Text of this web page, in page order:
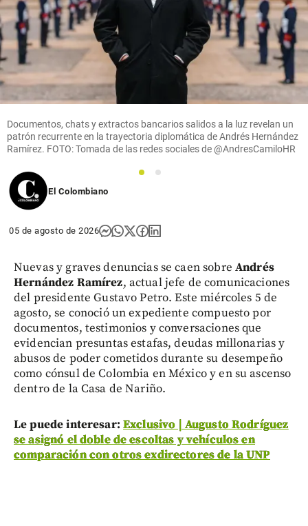
Documentos, chats y extractos bancarios salidos a la luz revelan un
patrón recurrente en la trayectoria diplomática de Andrés Hernández
Ramírez. FOTO: Tomada de las redes sociales de @AndresCamiloHR
1
2
El Colombiano
05 de agosto de 2026
Nuevas y graves denuncias se caen sobre Andrés
Hernández Ramírez, actual jefe de comunicaciones
del presidente Gustavo Petro. Este miércoles 5 de
agosto, se conoció un expediente compuesto por
documentos, testimonios y conversaciones que
evidencian presuntas estafas, deudas millonarias y
abusos de poder cometidos durante su desempeño
como cónsul de Colombia en México y en su ascenso
dentro de la Casa de Nariño.
Le puede interesar: Exclusivo | Augusto Rodríguez
se asignó el doble de escoltas y vehículos en
comparación con otros exdirectores de la UNP